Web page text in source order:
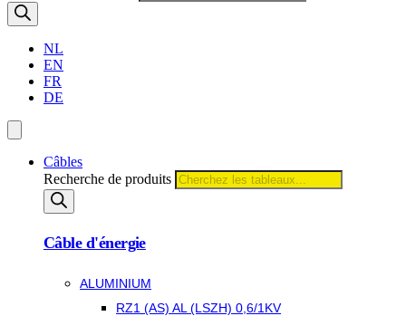
NL
EN
FR
DE
Câbles
Recherche de produits
Câble d'énergie
ALUMINIUM
RZ1 (AS) AL (LSZH) 0,6/1KV